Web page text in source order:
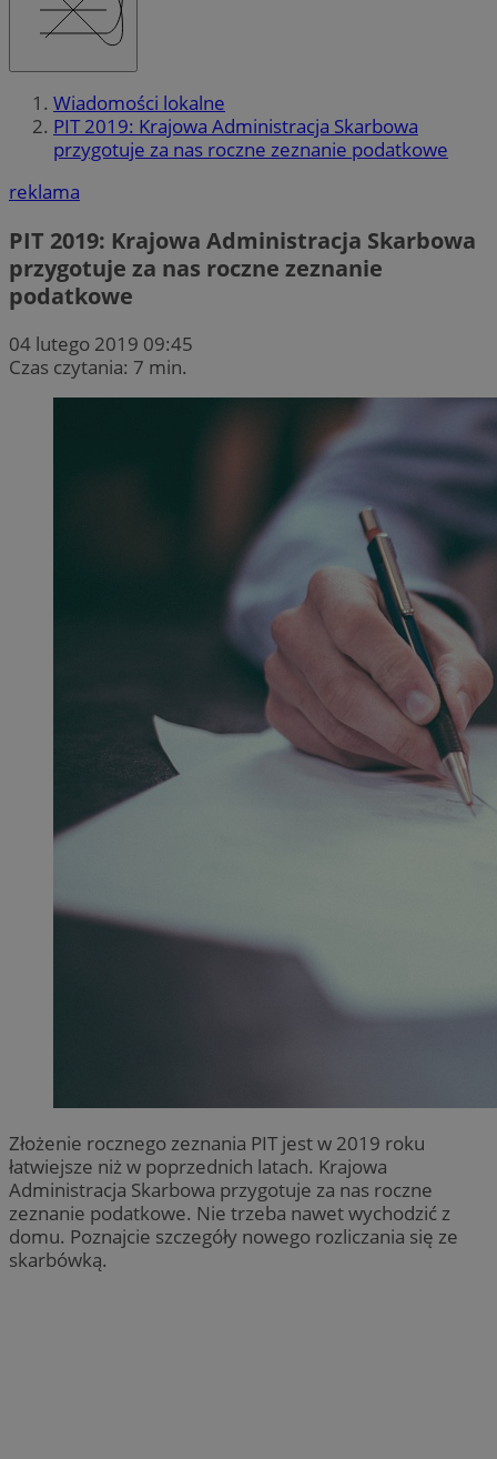
Wiadomości lokalne
PIT 2019: Krajowa Administracja Skarbowa
przygotuje za nas roczne zeznanie podatkowe
reklama
PIT 2019: Krajowa Administracja Skarbowa
przygotuje za nas roczne zeznanie
podatkowe
04 lutego 2019 09:45
Czas czytania: 7 min.
Złożenie rocznego zeznania PIT jest w 2019 roku
łatwiejsze niż w poprzednich latach. Krajowa
Administracja Skarbowa przygotuje za nas roczne
zeznanie podatkowe. Nie trzeba nawet wychodzić z
domu. Poznajcie szczegóły nowego rozliczania się ze
skarbówką.